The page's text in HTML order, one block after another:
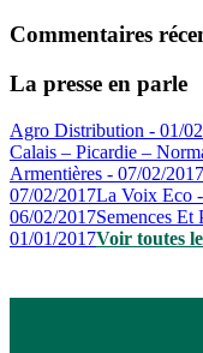
Commentaires
La presse en parle
Agro Distribution - 01/
Calais – Picardie –
Armentières - 07/02/2017
07/02/2017La Voix Eco
06/02/2017Semences Et
01/01/2017Voir toutes